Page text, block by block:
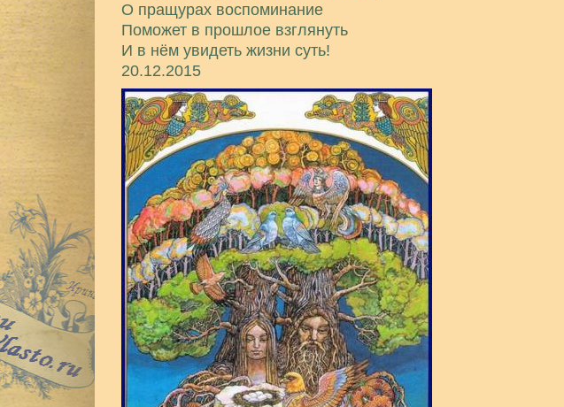
О пращурах воспоминание
Поможет в прошлое взглянуть
И в нём увидеть жизни суть!
20.12.2015